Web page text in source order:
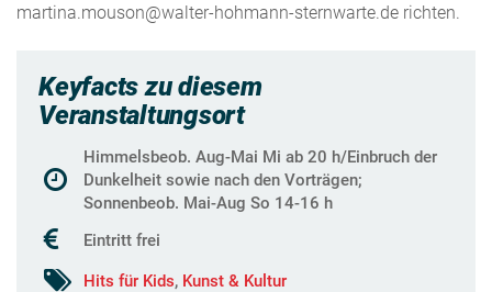
martina.mouson@walter-hohmann-sternwarte.de richten.
Keyfacts zu diesem
Veranstaltungsort
Himmelsbeob. Aug-Mai Mi ab 20 h/Einbruch der
Dunkelheit sowie nach den Vorträgen;
Sonnenbeob. Mai-Aug So 14-16 h
Eintritt frei
Hits für Kids, Kunst & Kultur